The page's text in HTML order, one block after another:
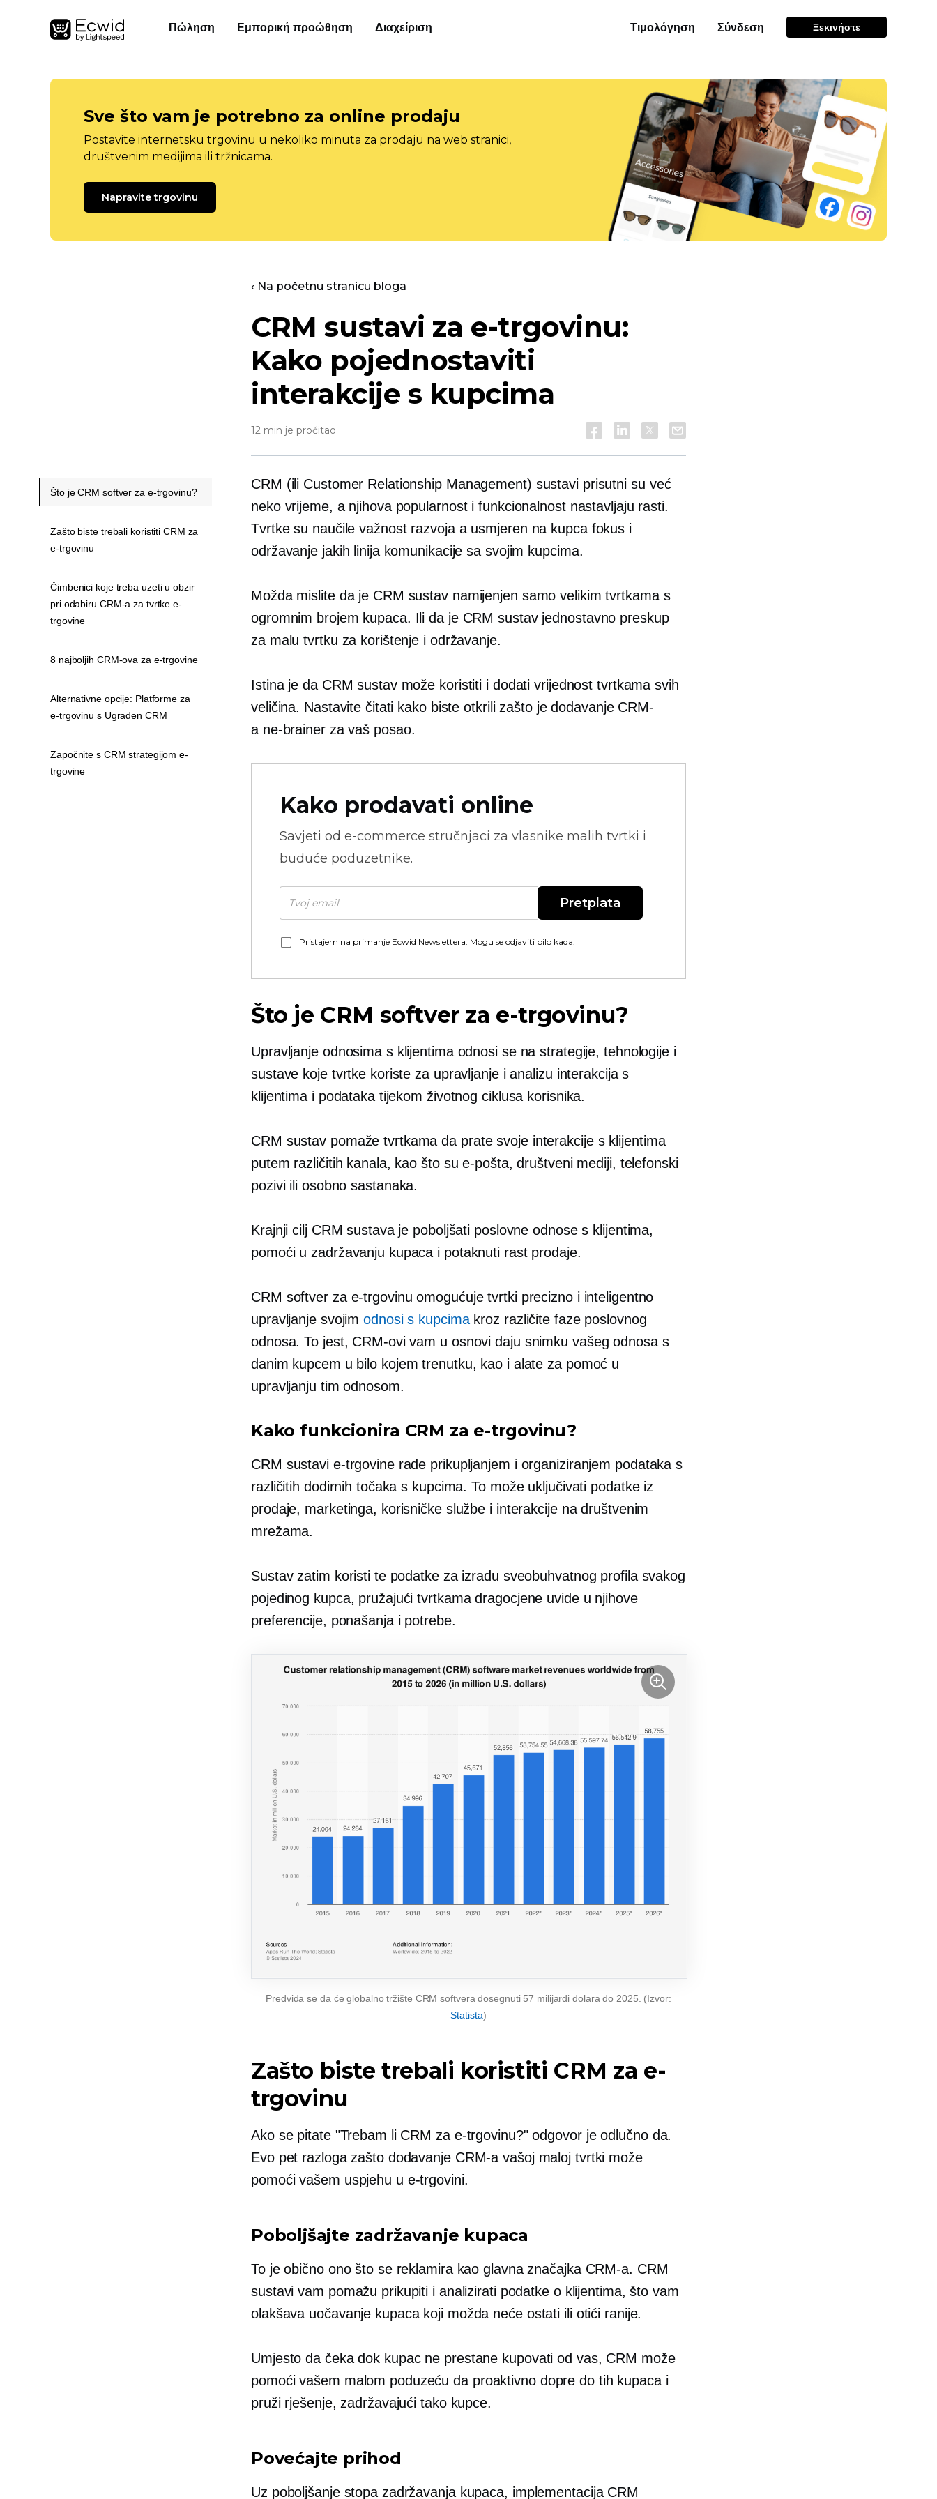
Πώληση Εμπορική προώθηση Διαχείριση Τιμολόγηση Σύνδεση Ξεκινήστε
Sve što vam je potrebno za online prodaju
Postavite internetsku trgovinu u nekoliko minuta za prodaju na web stranici,
društvenim medijima ili tržnicama.
Napravite trgovinu
‹ Na početnu stranicu bloga
CRM sustavi za e-trgovinu:
Kako pojednostaviti
interakcije s kupcima
12 min je pročitao
CRM (ili Customer Relationship Management) sustavi prisutni su već
neko vrijeme, a njihova popularnost i funkcionalnost nastavljaju rasti.
Tvrtke su naučile važnost razvoja a usmjeren na kupcafokus i
održavanje jakih linija komunikacije sa svojim kupcima.
Možda mislite da je CRM sustav namijenjen samo velikim tvrtkama s
ogromnim brojem kupaca. Ili da je CRM sustav jednostavno preskup
za malu tvrtku za korištenje i održavanje.
Istina je da CRM sustav može koristiti i dodati vrijednost tvrtkama svih
veličina. Nastavite čitati kako biste otkrili zašto je dodavanje CRM-
a ne-brainerza vaš posao.
Kako prodavati online
Savjeti od e-commerce stručnjaci za vlasnike malih tvrtki i
buduće poduzetnike.
Pretplata
Pristajem na primanje Ecwid Newslettera. Mogu se odjaviti bilo kada.
Što je CRM softver za e-trgovinu?
Upravljanje odnosima s klijentima odnosi se na strategije, tehnologije i
sustave koje tvrtke koriste za upravljanje i analizu interakcija s
klijentima i podataka tijekom životnog ciklusa korisnika.
CRM sustav pomaže tvrtkama da prate svoje interakcije s klijentima
putem različitih kanala, kao što su e-pošta, društveni mediji, telefonski
pozivi ili osobno sastanaka.
Krajnji cilj CRM sustava je poboljšati poslovne odnose s klijentima,
pomoći u zadržavanju kupaca i potaknuti rast prodaje.
CRM softver za e-trgovinu omogućuje tvrtki precizno i ​​inteligentno
upravljanje svojimodnosi s kupcimakroz različite faze poslovnog
odnosa. To jest, CRM-ovi vam u osnovi daju snimku vašeg odnosa s
danim kupcem u bilo kojem trenutku, kao i alate za pomoć u
upravljanju tim odnosom.
Kako funkcionira CRM za e-trgovinu?
CRM sustavi e-trgovine rade prikupljanjem i organiziranjem podataka s
različitih dodirnih točaka s kupcima. To može uključivati ​​podatke iz
prodaje, marketinga, korisničke službe i interakcije na društvenim
mrežama.
Sustav zatim koristi te podatke za izradu sveobuhvatnog profila svakog
pojedinog kupca, pružajući tvrtkama dragocjene uvide u njihove
preferencije, ponašanja i potrebe.
Predviđa se da će globalno tržište CRM softvera dosegnuti 57 milijardi dolara do 2025. (Izvor:
Statista)
Zašto biste trebali koristiti CRM za e-
trgovinu
Ako se pitate "Trebam li CRM za e-trgovinu?" odgovor je odlučno da.
Evo pet razloga zašto dodavanje CRM-a vašoj maloj tvrtki može
pomoći vašem uspjehu u e-trgovini.
Poboljšajte zadržavanje kupaca
To je obično ono što se reklamira kao glavna značajka CRM-a. CRM
sustavi vam pomažu prikupiti i analizirati podatke o klijentima, što vam
olakšava uočavanje kupaca koji možda neće ostati ili otići ranije.
Umjesto da čeka dok kupac ne prestane kupovati od vas, CRM može
pomoći vašem malom poduzeću da proaktivno dopre do tih kupaca i
pruži rješenje, zadržavajući tako kupce.
Povećajte prihod
Uz poboljšanje stopa zadržavanja kupaca, implementacija CRM
Što je CRM softver za e-trgovinu?
Zašto biste trebali koristiti CRM za
e-trgovinu
Čimbenici koje treba uzeti u obzir
pri odabiru CRM-a za tvrtke e-
trgovine
8 najboljih CRM-ova za e-trgovine
Alternativne opcije: Platforme za
e-trgovinu s Ugrađen CRM
Započnite s CRM strategijom e-
trgovine